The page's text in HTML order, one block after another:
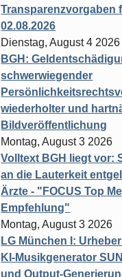
Transparenzvorgaben
02.08.2026
Dienstag, August 4 2026
BGH:
schwerwiegender
wiederholter und
Bildveröffentlichung
Montag, August 3 2026
Volltext BGH liegt vor:
an die Lauterkeit
Ärzte - "FOCUS Top
Empfehlung"
Montag, August 3 2026
LG München I:
KI-Musikgenerator
und Output-